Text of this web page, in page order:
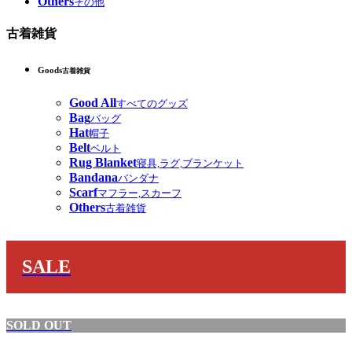
古着雑貨
Goods古着雑貨
Good Allすべてのグッズ
Bagバッグ
Hat帽子
Beltベルト
Rug Blanket寝具,ラグ,ブランケット
Bandanaバンダナ
Scarfマフラー,スカーフ
Others古着雑貨
SALE
SOLD OUT